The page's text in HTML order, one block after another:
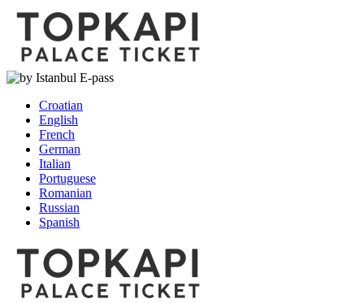
Croatian
English
French
German
Italian
Portuguese
Romanian
Russian
Spanish